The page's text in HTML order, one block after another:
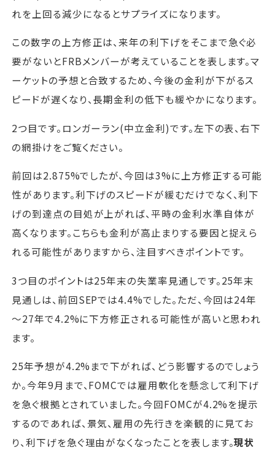
れを上回る減少になるとサプライズになります。
この数字の上方修正は、来年の利下げをそこまで急ぐ必
要がないとFRBメンバーが考えていることを表します。マ
ーケットの予想と合致するため、今後の金利が下がるス
ピードが遅くなり、長期金利の低下も緩やかになります。
2つ目です。ロンガーラン(中立金利)です。左下の表、右下
の網掛けをご覧ください。
前回は2.875%でしたが、今回は3%に上方修正する可能
性があります。利下げのスピードが緩むだけでなく、利下
げの到達点の目処が上がれば、平時の金利水準自体が
高くなります。こちらも金利が高止まりする要因と捉えら
れる可能性がありますから、注目すべきポイントです。
3つ目のポイントは25年末の失業率見通しです。25年末
見通しは、前回SEPでは4.4%でした。ただ、今回は24年
～27年で4.2%に下方修正される可能性が高いと思われ
ます。
25年予想が4.2%まで下がれば、どう影響するのでしょう
か。今年9月まで、FOMCでは雇用軟化を懸念して利下げ
を急ぐ根拠とされていました。今回FOMCが4.2%を提示
するのであれば、景気、雇用の先行きを楽観的に見てお
り、利下げを急ぐ理由がなくなったことを表します。現状